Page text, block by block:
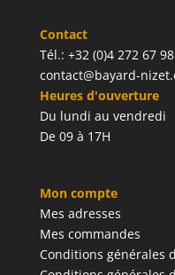
Contact
Tél.: +32 (0)4 272 67 98
contact@bayard-
Heures d'ouverture
Du lundi au vendredi
De 09 à 17H
Mon compte
Mes adresses
Mes commandes
Conditions générales